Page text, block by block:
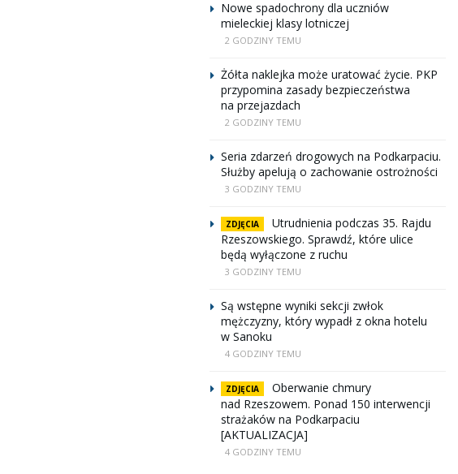
Nowe spadochrony dla uczniów
mieleckiej klasy lotniczej
2 GODZINY TEMU
Żółta naklejka może uratować życie. PKP
przypomina zasady bezpieczeństwa
na przejazdach
2 GODZINY TEMU
Seria zdarzeń drogowych na Podkarpaciu.
Służby apelują o zachowanie ostrożności
3 GODZINY TEMU
ZDJĘCIA
Utrudnienia podczas 35. Rajdu
Rzeszowskiego. Sprawdź, które ulice
będą wyłączone z ruchu
3 GODZINY TEMU
Są wstępne wyniki sekcji zwłok
mężczyzny, który wypadł z okna hotelu
w Sanoku
4 GODZINY TEMU
ZDJĘCIA
Oberwanie chmury
nad Rzeszowem. Ponad 150 interwencji
strażaków na Podkarpaciu
[AKTUALIZACJA]
4 GODZINY TEMU